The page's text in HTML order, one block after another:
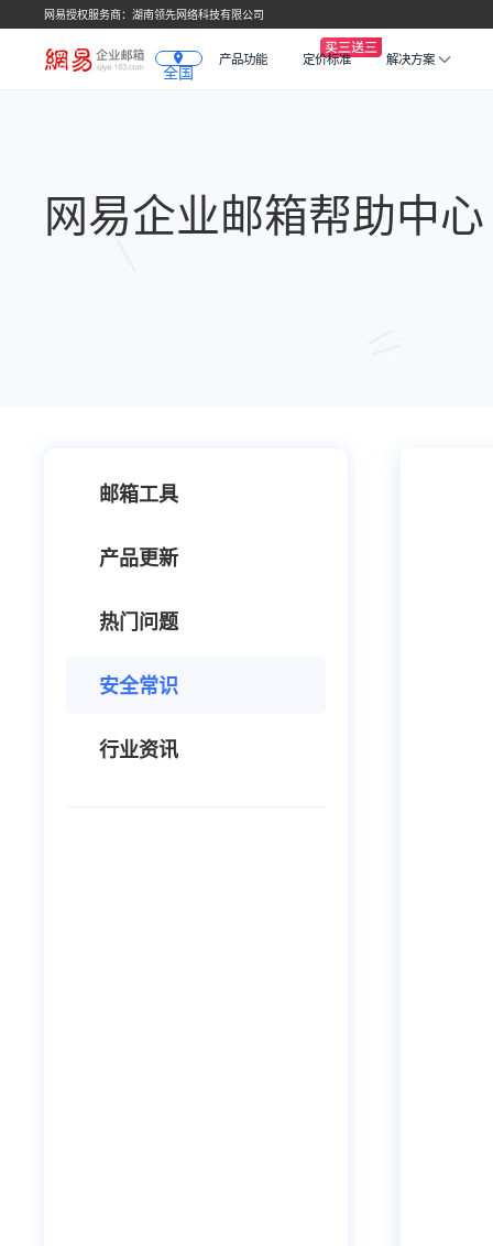
网易授权服务商：湖南领先网络科技有限公司
全国
产品功能 定价标准 解决方案
网易企业邮箱帮助中心
邮箱工具
产品更新
热门问题
安全常识
行业资讯